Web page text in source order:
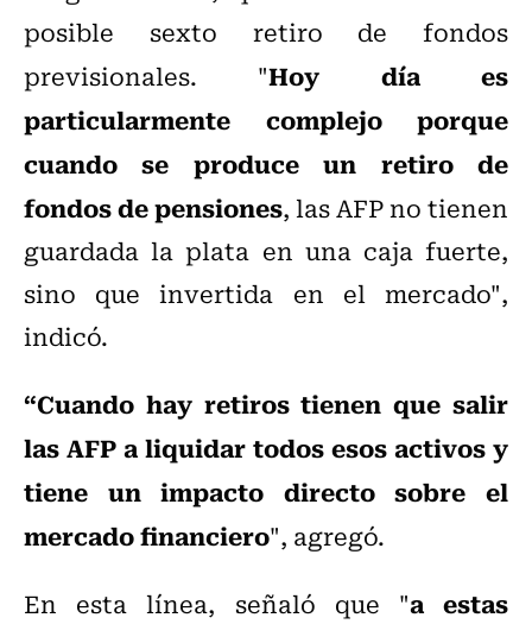
posible sexto retiro de fondos
previsionales. "Hoy día es
particularmente complejo porque
cuando se produce un retiro de
fondos de pensiones, las AFP no tienen
guardada la plata en una caja fuerte,
sino que invertida en el mercado",
indicó.
“Cuando hay retiros tienen que salir
las AFP a liquidar todos esos activos y
tiene un impacto directo sobre el
mercado financiero", agregó.
En esta línea, señaló que "a estas